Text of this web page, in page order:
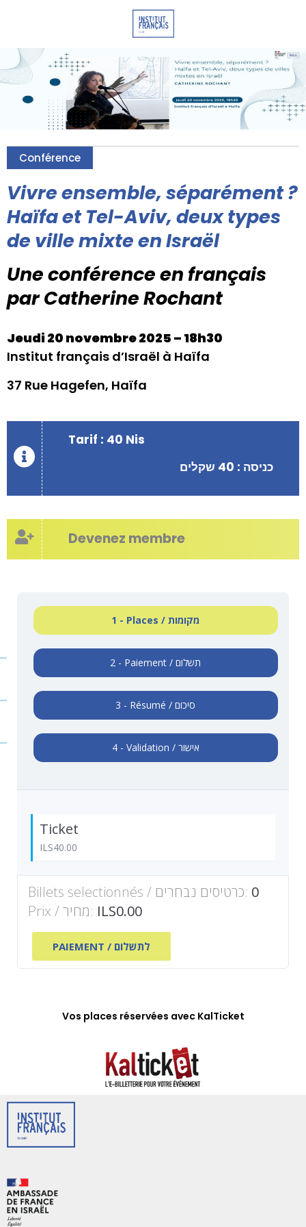
Conférence
Vivre ensemble, séparément ?
Haïfa et Tel-Aviv, deux types
de ville mixte en Israël
Une conférence en français
par Catherine Rochant
Jeudi 20 novembre 2025 – 18h30
Institut français d’Israël à Haïfa
37 Rue Hagefen, Haïfa
Tarif : 40 Nis
כניסה : 40 שקלים
Devenez membre
1 - Places / מקומות
2 - Paiement / תשלום
3 - Résumé / סיכום
4 - Validation / אישור
Ticket
ILS40.00
Billets selectionnés / כרטיסים נבחרים: 0
Prix / מחיר: ILS0.00
PAIEMENT / לתשלום
Vos places réservées avec KalTicket